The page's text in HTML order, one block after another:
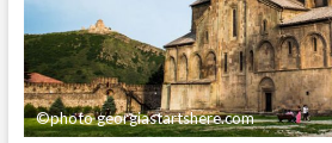
©photo georgiastartshere.com